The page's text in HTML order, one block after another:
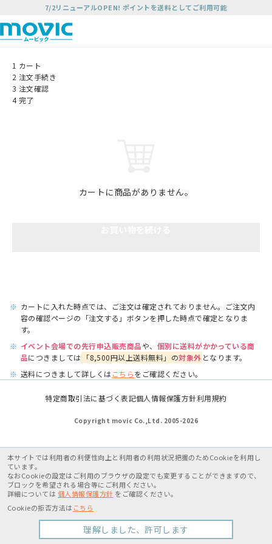
7/2リニューアルOPEN! ポイントを送料としてご利用可能
1 カート
2 注文手続き
3 注文確認
4 完了
カートに商品がありません。
※ カートに入れた時点では、ご注文は確定されておりません。ご注文内
容の確認ページの「注文する」ボタンを押した時点で確定となりま
す。
※ イベント会場での先行申込販売商品や、 個別に送料がかかっている商
品につきましては 「8,500円以上送料無料」の対象外 となります。
※ 送料につきまして詳しくはこちらをご確認ください。
特定商取引法に基づく表記個人情報保護方針利用規約
Copyright movic Co.,Ltd. 2005-2026
本サイトでは利用者の利便性向上と利用者の利用状況把握のためCookieを利用し
ています。
なおCookieの設定はご利用のブラウザの設定でも変更することができますので、
ブロックを希望される場合等にご利用ください。
詳細については 個人情報保護方針 をご確認ください。
Cookieの拒否方法は こちら
理解しました、許可します